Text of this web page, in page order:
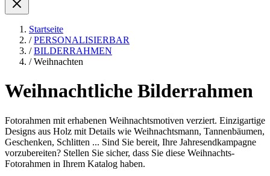
Startseite
/ PERSONALISIERBAR
/ BILDERRAHMEN
/ Weihnachten
Weihnachtliche Bilderrahmen
Fotorahmen mit erhabenen Weihnachtsmotiven verziert. Einzigartige
Designs aus Holz mit Details wie Weihnachtsmann, Tannenbäumen,
Geschenken, Schlitten ... Sind Sie bereit, Ihre Jahresendkampagne
vorzubereiten? Stellen Sie sicher, dass Sie diese Weihnachts-
Fotorahmen in Ihrem Katalog haben.